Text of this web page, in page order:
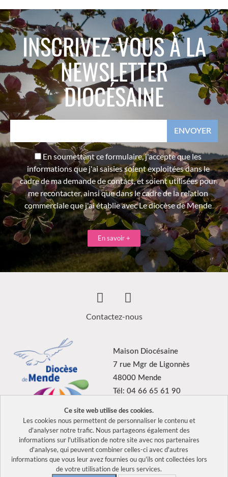
INSCRIVEZ-VOUS À LA
NEWSLETTER
DIOCÉSAINE
En soumettant ce formulaire, j'accepte que les
informations que j'ai saisies soient exploitées dans le
cadre de ma demande de contact, et soient utilisées pour
me recontacter, ainsi que dans le cadre de la relation
commerciale que j'ai établie avec Le diocèse de Mende
En savoir +
Contactez-nous
Maison Diocésaine
7 rue Mgr de Ligonnès
48000 Mende
Tél: 04 66 65 61 90
2026 Tous droits réservés Diocèse de Mende – Mentions légales
–Politique de confidentialité
Ce site web utilise des cookies.
Les cookies nous permettent de personnaliser le contenu et
d'analyser notre trafic. Nous partageons également des
informations sur l'utilisation de notre site avec nos partenaires
d'analyse, qui peuvent combiner celles-ci avec d'autres
informations que vous leur avez fournies ou qu'ils ont collectées lors
de votre utilisation de leurs services.